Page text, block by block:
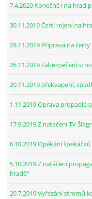
7.4.2020 Konečně i na hrad
30.11.2019 Čertí rojení na
28.11.2019 Příprava na čerty
26.11.2019 Zabezpečení
20.11.2019 překvapení,
1.11.2019 Oprava propadlé
17.9.2019 Z natáčení TV Šlágr
6.10.2019 Opékání špekáčků
5.10.2019 Z natáčení
hradě"
20.7.2019 Vyřezání stromů